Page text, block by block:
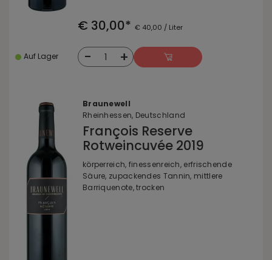
€ 30,00* € 40,00 / Liter
Auf Lager - 1 +
Braunewell
Rheinhessen, Deutschland
François Reserve
Rotweincuvée 2019
körperreich, finessenreich, erfrischende
Säure, zupackendes Tannin, mittlere
Barriquenote, trocken